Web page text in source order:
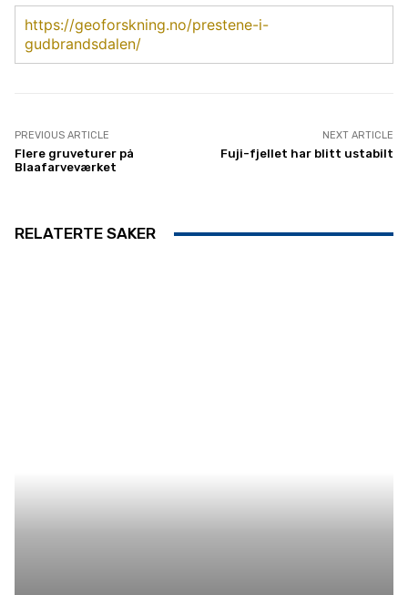
https://geoforskning.no/prestene-i-
gudbrandsdalen/
PREVIOUS ARTICLE
Flere gruveturer på
Blaafarveværket
NEXT ARTICLE
Fuji-fjellet har blitt ustabilt
RELATERTE SAKER